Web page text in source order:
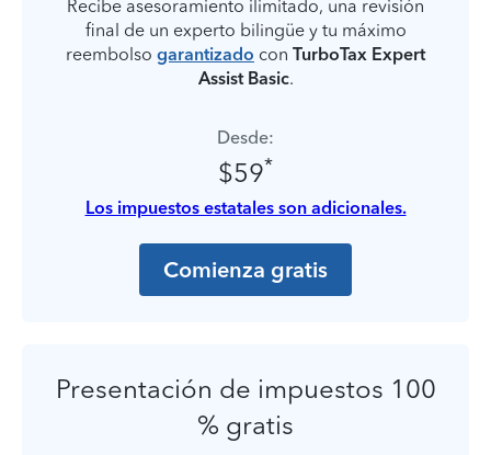
Recibe asesoramiento ilimitado, una revisión
final de un experto bilingüe y tu máximo
reembolso garantizado con TurboTax Expert
Assist Basic.
Desde:
$59*
Los impuestos estatales son adicionales.
Comienza gratis
Presentación de impuestos 100
% gratis